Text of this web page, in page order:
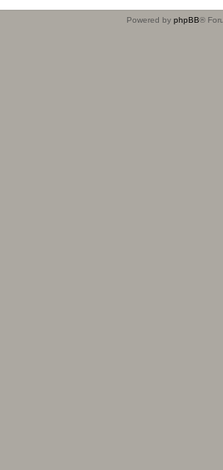
Powered by phpBB®